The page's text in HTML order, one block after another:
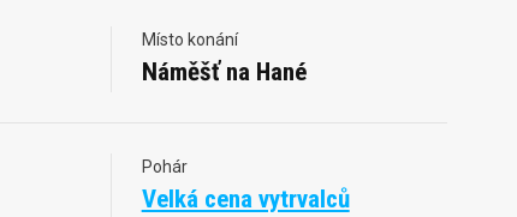
Místo konání
Náměšť na Hané
Pohár
Velká cena vytrvalců